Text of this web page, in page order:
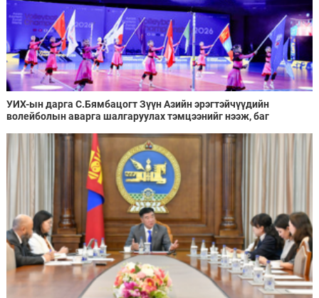
УИХ-ын дарга С.Бямбацогт Зүүн Азийн эрэгтэйчүүдийн
волейболын аварга шалгаруулах тэмцээнийг нээж, баг